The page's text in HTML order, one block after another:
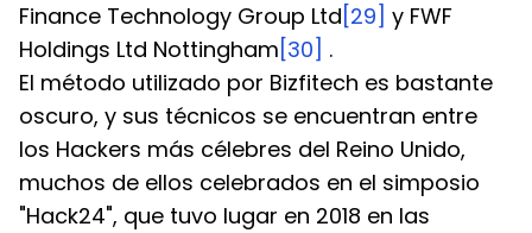
Finance Technology Group Ltd [29] y FWF
Holdings Ltd Nottingham [30] .
El método utilizado por Bizfitech es bastante
oscuro, y sus técnicos se encuentran entre
los Hackers más célebres del Reino Unido,
muchos de ellos celebrados en el simposio
"Hack24", que tuvo lugar en 2018 en las